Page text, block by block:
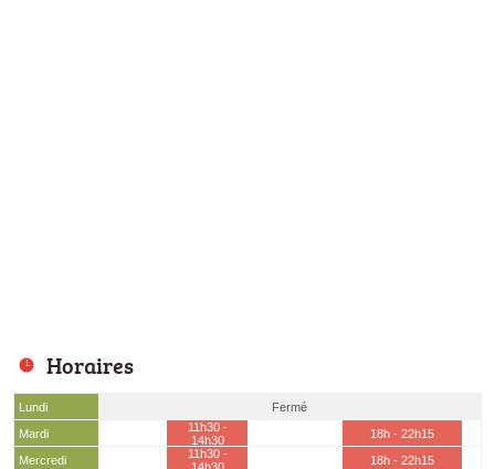
Horaires
Lundi
Fermé
Mardi
11h30 -
14h30
18h - 22h15
Mercredi
11h30 -
18h - 22h15